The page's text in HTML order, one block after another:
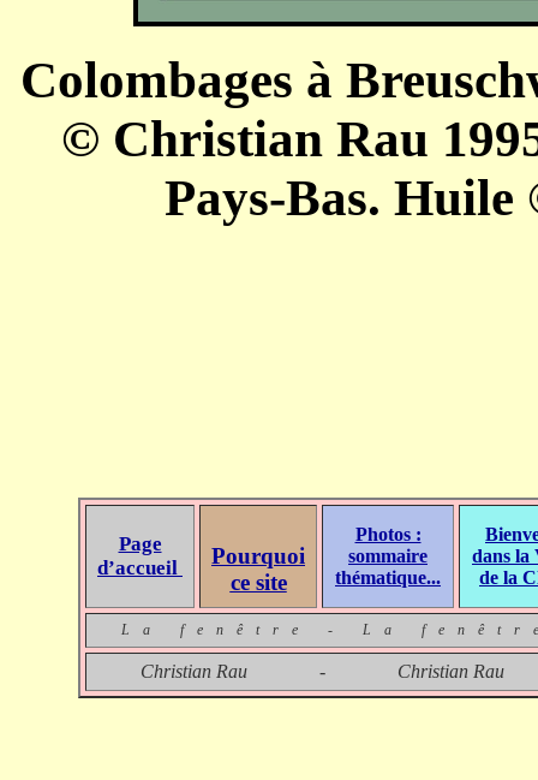
Colombages à
© Christian Rau
Pays-Bas.
Page
d’accueil
Pourquoi
ce site
Photos :
sommaire
thématique...
dans la
de la
La fenêtre - La
Christian Rau - Christian